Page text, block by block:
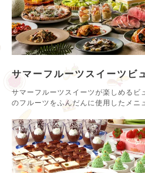
サマーフルーツスイーツビ
サマーフルーツスイーツが楽しめるビ
のフルーツをふんだんに使用したメニ